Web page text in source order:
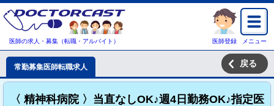
医師の求人・募集（転職・アルバイト） 医師登録 メニュー
常勤募集医師転職求人 戻る
〈 精神科病院 〉当直なしOK♪週4日勤務OK♪指定医